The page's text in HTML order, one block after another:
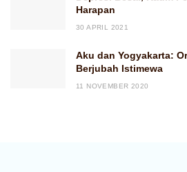
Harapan
30 APRIL 2021
Aku dan Yogyakarta:
Berjubah Istimewa
11 NOVEMBER 2020